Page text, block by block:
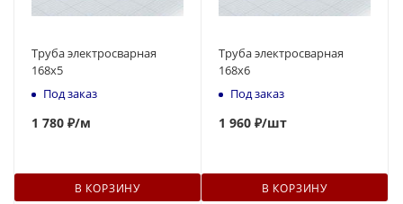
Труба электросварная
168x5
Под заказ
1 780 ₽/м
В КОРЗИНУ
Труба электросварная
168x6
Под заказ
1 960 ₽/шт
В КОРЗИНУ